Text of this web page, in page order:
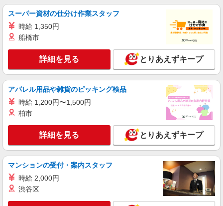
（株）ウィルオブ・ワークCW 広島支店/ms340101
時給1350円 ◆前払い・日払い・週払いOK
岡山県倉敷市倉敷駅周辺
キープ 詳細を見る
派遣社員
株式会社kotrio /●OK-H-1993688
倉敷市⇒需要のある福祉業界で介護デビュー＊
資格支援あり
時給1350円〜2062円 ＜日払い有/週払い有/交
通費全支給(ガソリン代含む)＞
倉敷市内 最寄り駅：茶屋町
詳細を見る
スーパー資材の仕分け作業スタッフ
時給 1,350円
船橋市
詳細を見る とりあえずキープ
アパレル用品や雑貨のピッキング検品
時給 1,200円〜1,500円
柏市
詳細を見る とりあえずキープ
マンションの受付・案内スタッフ
時給 2,000円
渋谷区